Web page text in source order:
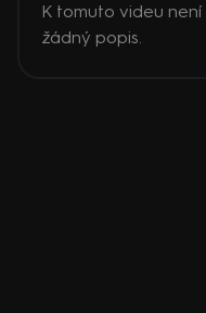
K tomuto videu
žádný popis.